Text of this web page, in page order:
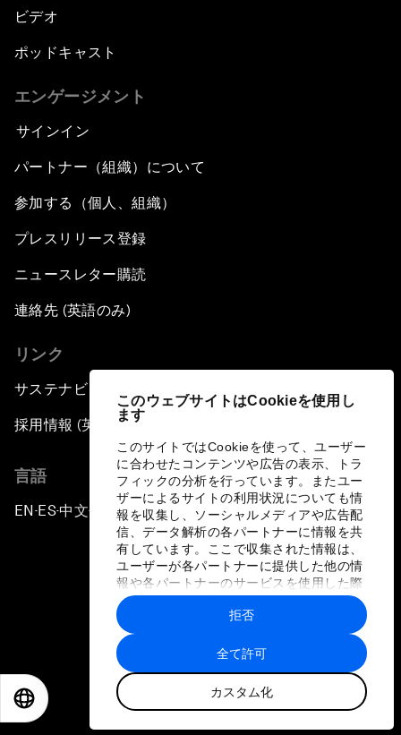
このウェブサイトはCookieを使用し
ます
このサイトではCookieを使って、ユーザー
に合わせたコンテンツや広告の表示、トラ
フィックの分析を行っています。またユー
ザーによるサイトの利用状況についても情
報を収集し、ソーシャルメディアや広告配
信、データ解析の各パートナーに情報を共
有しています。ここで収集された情報は、
ユーザーが各パートナーに提供した他の情
報や各パートナーのサービスを使用した際
に収集された情報と組み合わされ、各パー
トナーによって使用されることがありま
す。
全て許可
カスタム化
拒否
ビデオ
ポッドキャスト
エンゲージメント
サインイン
パートナー（組織）について
参加する（個人、組織）
プレスリリース登録
ニュースレター購読
連絡先 (英語のみ)
リンク
サステナビリティへの取り組み
採用情報 (英語のみ)
言語
EN ▪ES▪中文▪ 日本語
プライバシーポリシーと利用規約
サイトマップ
©
世界経済フォーラム